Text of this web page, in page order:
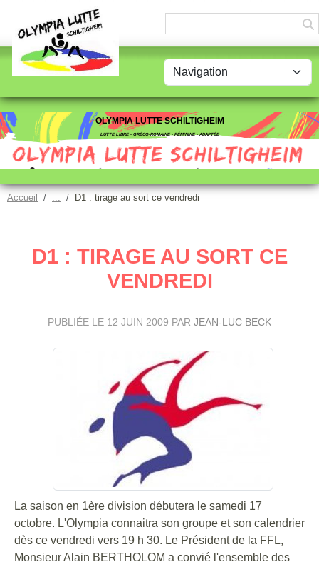
OLYMPIA LUTTE SCHILTIGHEIM
LUTTE LIBRE - GRÉCO-ROMAINE - FÉMININE - ADAPTÉE
Accueil D1 : tirage au sort ce vendredi
D1 : TIRAGE AU SORT CE
VENDREDI
PUBLIÉE LE 12 JUIN 2009 PAR JEAN-LUC BECK
La saison en 1ère division débutera le samedi 17
octobre. L'Olympia connaitra son groupe et son calendrier
dès ce vendredi vers 19 h 30. Le Président de la FFL,
Monsieur Alain BERTHOLOM a convié l'ensemble des
Panneau de gestion des cookies